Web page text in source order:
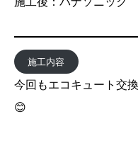
施工内容
今回もエコキュート交
😊